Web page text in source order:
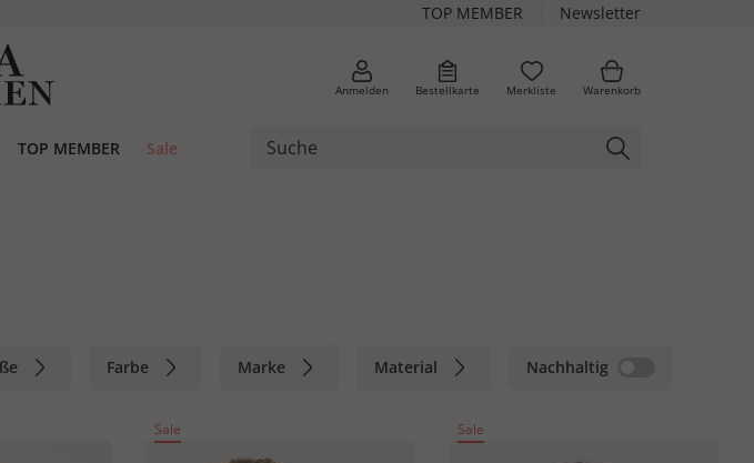
TOP MEMBER Newsletter
Anmelden Bestellkarte Merkliste Warenkorb
TOP MEMBER Sale
Farbe Marke Material Nachhaltig
Sale Sale